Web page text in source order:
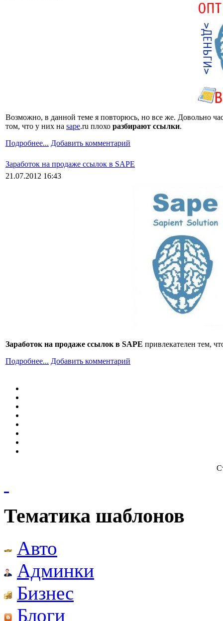
Возможно, в данной теме я повторюсь, но все же. Довольно
том, что у них на sape.ru плохо разбирают ссылки.
Подробнее... Добавить комментарий
Заработок на продаже ссылок в SAPE
21.07.2012 16:43
Заработок на продаже ссылок в SAPE привлекателен тем,
Подробнее... Добавить комментарий
Тематика шаблонов
Авто
Админки
Бизнес
Блоги